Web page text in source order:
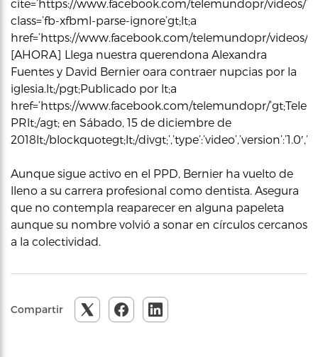
cite=’https://www.facebook.com/telemundopr/videos/
class=’fb-xfbml-parse-ignore’gt;lt;a
href=’https://www.facebook.com/telemundopr/videos/
[AHORA] Llega nuestra querendona Alexandra
Fuentes y David Bernier oara contraer nupcias por la
iglesia.lt;/pgt;Publicado por lt;a
href=’https://www.facebook.com/telemundopr/
PRlt;/agt; en Sábado, 15 de diciembre de
2018lt;/blockquotegt;lt;/
Aunque sigue activo en el PPD, Bernier ha vuelto de
lleno a su carrera profesional como dentista. Asegura
que no contempla reaparecer en alguna papeleta
aunque su nombre volvió a sonar en círculos cercanos
a la colectividad.
Compartir